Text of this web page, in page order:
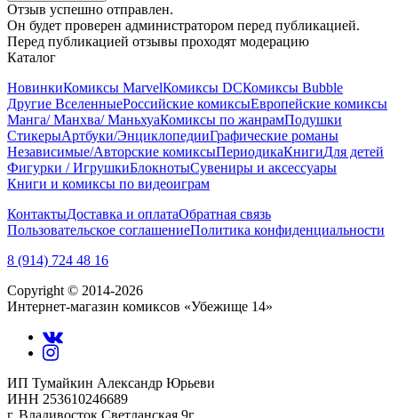
Отзыв успешно отправлен.
Он будет проверен администратором перед публикацией.
Перед публикацией отзывы проходят модерацию
Каталог
НовинкиКомиксы MarvelКомиксы DCКомиксы Bubble
Другие ВселенныеРоссийские комиксыЕвропейские комиксы
Манга/ Манхва/ МаньхуаКомиксы по жанрамПодушки
СтикерыАртбуки/ЭнциклопедииГрафические романы
Независимые/Авторские комиксыПериодикаКнигиДля детей
Фигурки / ИгрушкиБлокнотыСувениры и аксессуары
Книги и комиксы по видеоиграм
КонтактыДоставка и оплатаОбратная связь
Пользовательское соглашениеПолитика конфиденциальности
8 (914) 724 48 16
Copyright © 2014-2026
Интернет-магазин комиксов «Убежище 14»
ИП Тумайкин Александр Юрьеви
ИНН 253610246689
г. Владивосток Светланская 9г